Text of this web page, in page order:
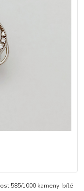
585/1000 kameny: bílé